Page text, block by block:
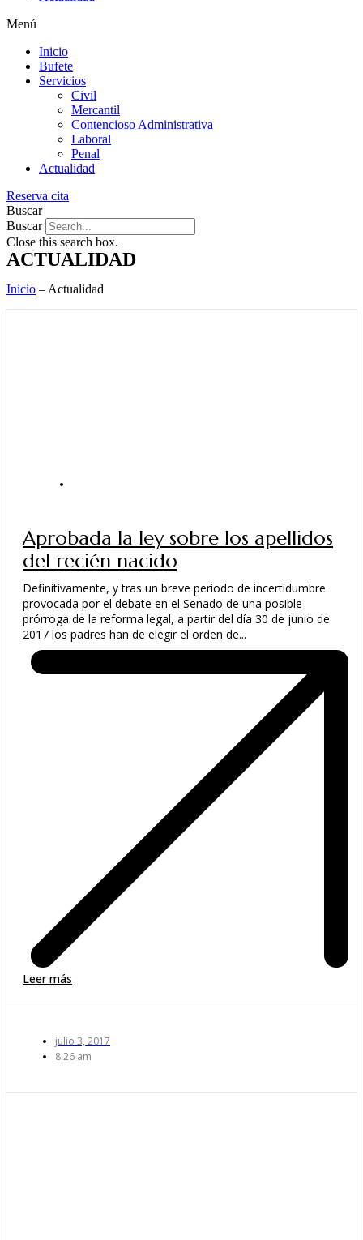
Menú
Inicio
Bufete
Servicios
Civil
Mercantil
Contencioso Administrativa
Laboral
Penal
Actualidad
Reserva cita
Buscar
Buscar
Close this search box.
ACTUALIDAD
Inicio – Actualidad
Aprobada la ley sobre los apellidos
del recién nacido
Definitivamente, y tras un breve periodo de incertidumbre
provocada por el debate en el Senado de una posible
prórroga de la reforma legal, a partir del día 30 de junio de
2017 los padres han de elegir el orden de...
Leer más
julio 3, 2017
8:26 am